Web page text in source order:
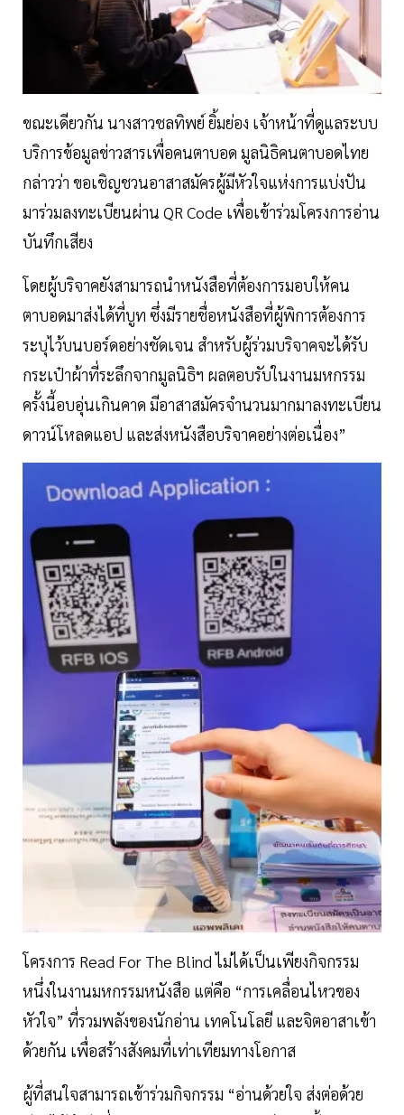
ขณะเดียวกัน นางสาวชลทิพย์ ยิ้มย่อง เจ้าหน้าที่ดูแลระบบ
บริการข้อมูลข่าวสารเพื่อคนตาบอด มูลนิธิคนตาบอดไทย
กล่าวว่า ขอเชิญชวนอาสาสมัครผู้มีหัวใจแห่งการแบ่งปัน
มาร่วมลงทะเบียนผ่าน QR Code เพื่อเข้าร่วมโครงการอ่าน
บันทึกเสียง
โดยผู้บริจาคยังสามารถนำหนังสือที่ต้องการมอบให้คน
ตาบอดมาส่งได้ที่บูท ซึ่งมีรายชื่อหนังสือที่ผู้พิการต้องการ
ระบุไว้บนบอร์ดอย่างชัดเจน สำหรับผู้ร่วมบริจาคจะได้รับ
กระเป๋าผ้าที่ระลึกจากมูลนิธิฯ ผลตอบรับในงานมหกรรม
ครั้งนี้อบอุ่นเกินคาด มีอาสาสมัครจำนวนมากมาลงทะเบียน
ดาวน์โหลดแอป และส่งหนังสือบริจาคอย่างต่อเนื่อง”
โครงการ Read For The Blind ไม่ได้เป็นเพียงกิจกรรม
หนึ่งในงานมหกรรมหนังสือ แต่คือ “การเคลื่อนไหวของ
หัวใจ” ที่รวมพลังของนักอ่าน เทคโนโลยี และจิตอาสาเข้า
ด้วยกัน เพื่อสร้างสังคมที่เท่าเทียมทางโอกาส
ผู้ที่สนใจสามารถเข้าร่วมกิจกรรม “อ่านด้วยใจ ส่งต่อด้วย